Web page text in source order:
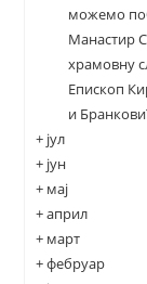
можемо
Манастир
храмовну
Епископ
и
+ јул
+ јун
+ мај
+април
+ март
+фебруар